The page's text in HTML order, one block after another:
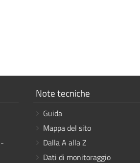
Mostra
link
Note tecniche
Guida
Mappa del sito
Dalla A alla Z
Dati di monitoraggio